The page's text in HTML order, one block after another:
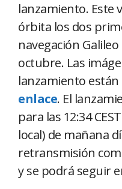
lanzamiento. Este
órbita los dos
navegación
octubre. Las
lanzamiento
enlace. El
para las 12:34
local) de mañana
retransmisión
y se podrá seguir